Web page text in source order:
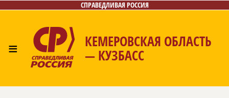
СПРАВЕДЛИВАЯ РОССИЯ
≡ КЕМЕРОВСКАЯ ОБЛАСТЬ
— КУЗБАСС